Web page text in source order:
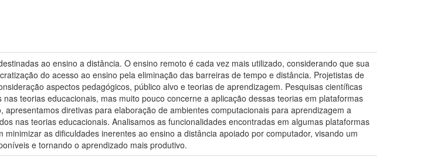
ao ensino a distância. O ensino remoto é cada vez mais utilizado, considerando que sua
do acesso ao ensino pela eliminação das barreiras de tempo e distância. Projetistas de
aspectos pedagógicos, público alvo e teorias de aprendizagem. Pesquisas científicas
teorias educacionais, mas muito pouco concerne a aplicação dessas teorias em plataformas
diretivas para elaboração de ambientes computacionais para aprendizagem a
nas teorias educacionais. Analisamos as funcionalidades encontradas em algumas plataformas
as dificuldades inerentes ao ensino a distância apoiado por computador, visando um
e tornando o aprendizado mais produtivo.